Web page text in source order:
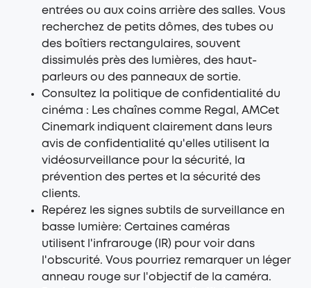
entrées ou aux coins arrière des salles. Vous
recherchez de petits dômes, des tubes ou
des boîtiers rectangulaires, souvent
dissimulés près des lumières, des haut-
parleurs ou des panneaux de sortie.
Consultez la politique de confidentialité du
cinéma : Les chaînes comme Regal, AMCet
Cinemark indiquent clairement dans leurs
avis de confidentialité qu'elles utilisent la
vidéosurveillance pour la sécurité, la
prévention des pertes et la sécurité des
clients.
Repérez les signes subtils de surveillance en
basse lumière: Certaines caméras
utilisent l'infrarouge (IR) pour voir dans
l'obscurité. Vous pourriez remarquer un léger
anneau rouge sur l'objectif de la caméra.